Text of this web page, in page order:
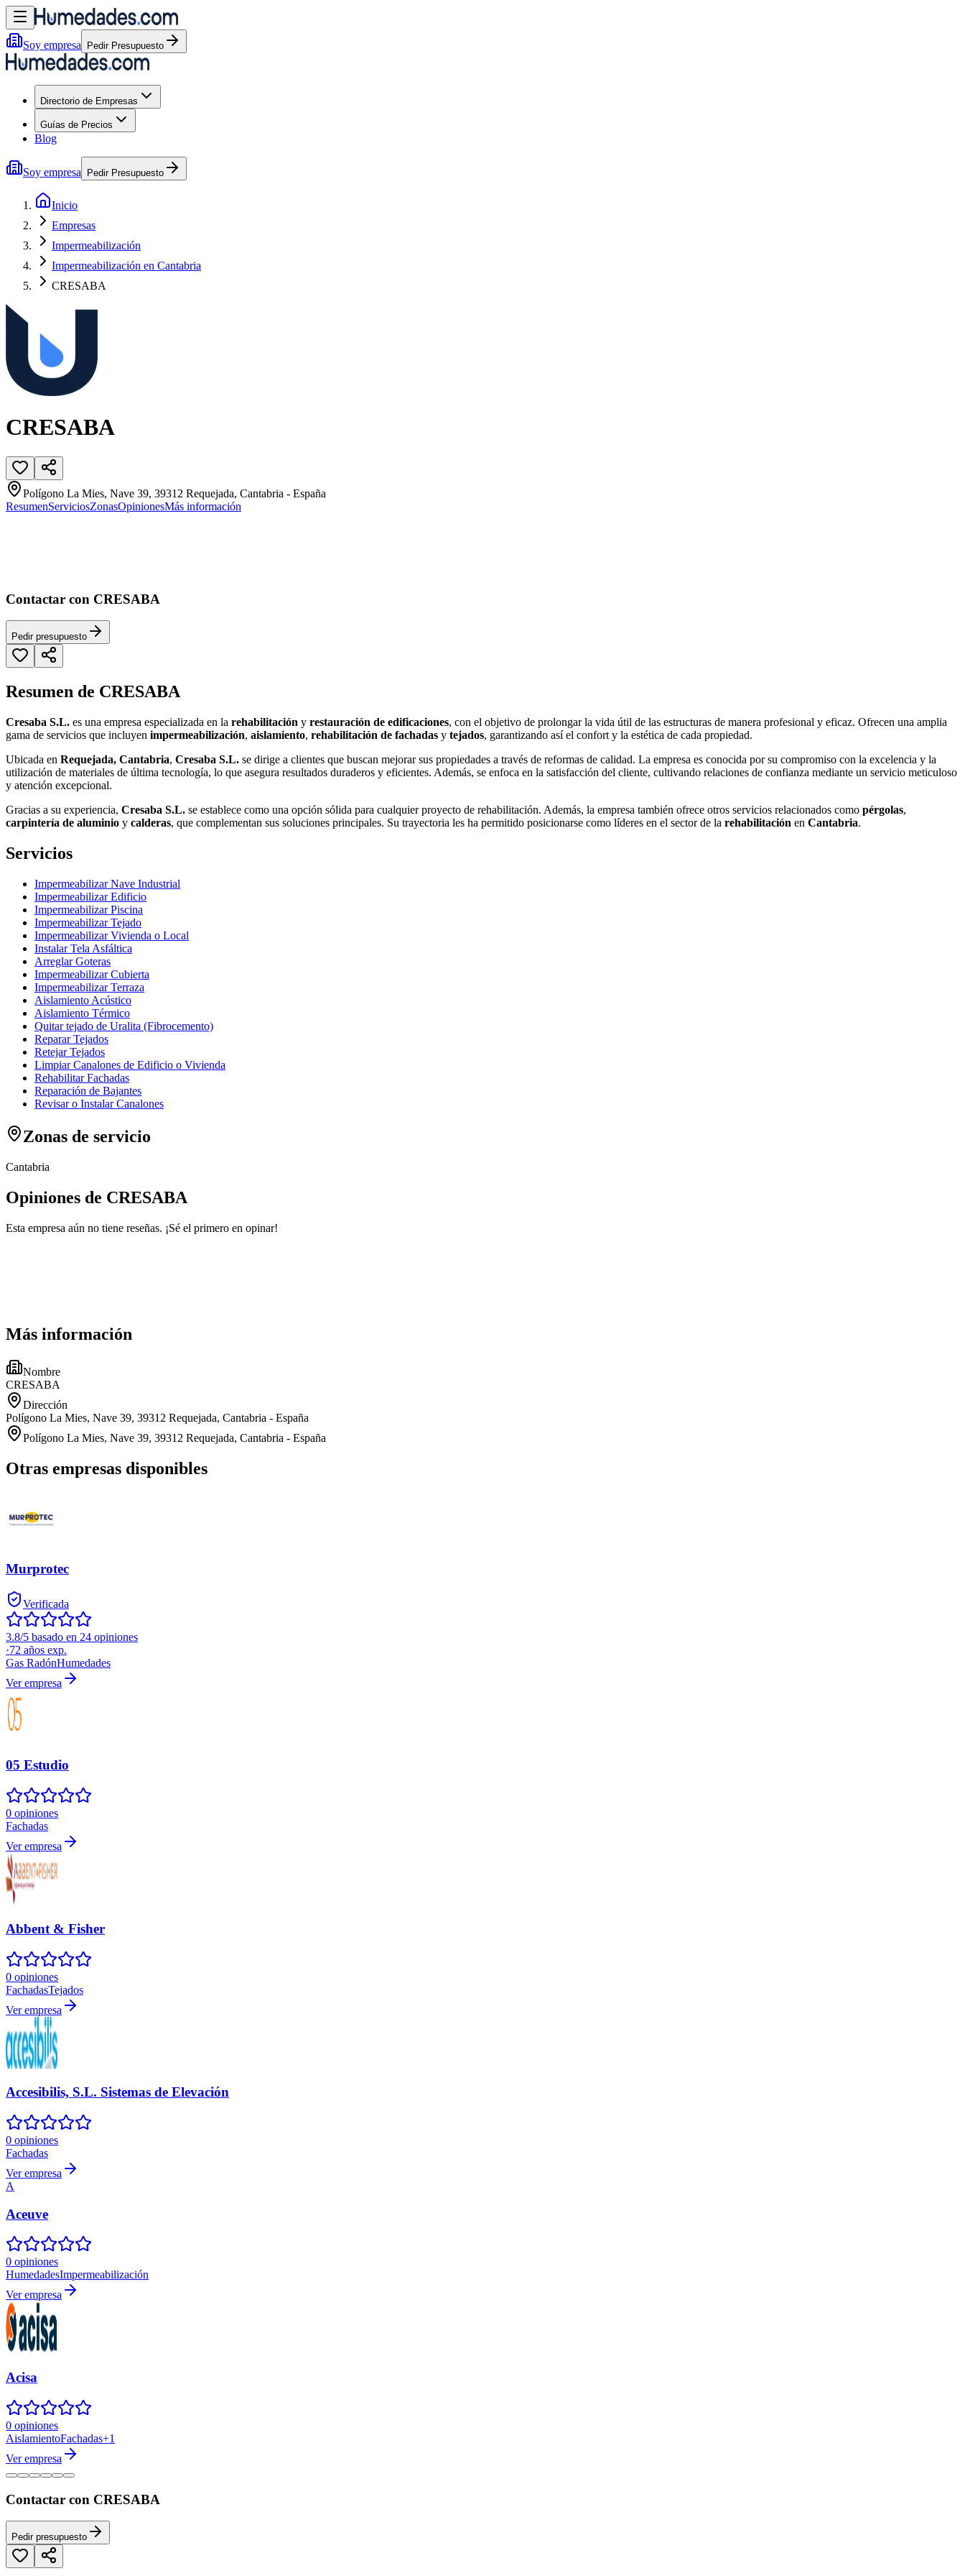
Soy empresa Pedir Presupuesto
Directorio de Empresas
Guías de Precios
Blog
Soy empresa Pedir Presupuesto
Inicio
Empresas
Impermeabilización
Impermeabilización en Cantabria
CRESABA
CRESABA
Polígono La Mies, Nave 39, 39312 Requejada, Cantabria - España
ResumenServiciosZonasOpinionesMás información
Contactar con CRESABA
Pedir presupuesto
Resumen de CRESABA
Cresaba S.L. es una empresa especializada en la rehabilitación y restauración de edificaciones, con el objetivo de prolongar la vida útil de las estructuras de manera profesional y eficaz. Ofrecen una amplia
gama de servicios que incluyen impermeabilización, aislamiento, rehabilitación de fachadas y tejados, garantizando así el confort y la estética de cada propiedad.
Ubicada en Requejada, Cantabria, Cresaba S.L. se dirige a clientes que buscan mejorar sus propiedades a través de reformas de calidad. La empresa es conocida por su compromiso con la excelencia y la
utilización de materiales de última tecnología, lo que asegura resultados duraderos y eficientes. Además, se enfoca en la satisfacción del cliente, cultivando relaciones de confianza mediante un servicio meticuloso
y atención excepcional.
Gracias a su experiencia, Cresaba S.L. se establece como una opción sólida para cualquier proyecto de rehabilitación. Además, la empresa también ofrece otros servicios relacionados como pérgolas,
carpintería de aluminio y calderas, que complementan sus soluciones principales. Su trayectoria les ha permitido posicionarse como líderes en el sector de la rehabilitación en Cantabria.
Servicios
Impermeabilizar Nave Industrial
Impermeabilizar Edificio
Impermeabilizar Piscina
Impermeabilizar Tejado
Impermeabilizar Vivienda o Local
Instalar Tela Asfáltica
Arreglar Goteras
Impermeabilizar Cubierta
Impermeabilizar Terraza
Aislamiento Acústico
Aislamiento Térmico
Quitar tejado de Uralita (Fibrocemento)
Reparar Tejados
Retejar Tejados
Limpiar Canalones de Edificio o Vivienda
Rehabilitar Fachadas
Reparación de Bajantes
Revisar o Instalar Canalones
Zonas de servicio
Cantabria
Opiniones de CRESABA
Esta empresa aún no tiene reseñas. ¡Sé el primero en opinar!
Más información
Nombre
CRESABA
Dirección
Polígono La Mies, Nave 39, 39312 Requejada, Cantabria - España
Polígono La Mies, Nave 39, 39312 Requejada, Cantabria - España
Otras empresas disponibles
Murprotec
Verificada
3.8/5 basado en 24 opiniones
·72 años exp.
Gas RadónHumedades
Ver empresa
05 Estudio
0 opiniones
Fachadas
Ver empresa
Abbent & Fisher
0 opiniones
FachadasTejados
Ver empresa
Accesibilis, S.L. Sistemas de Elevación
0 opiniones
Fachadas
Ver empresa
A
Aceuve
0 opiniones
HumedadesImpermeabilización
Ver empresa
Acisa
0 opiniones
AislamientoFachadas+1
Ver empresa
Contactar con CRESABA
Pedir presupuesto